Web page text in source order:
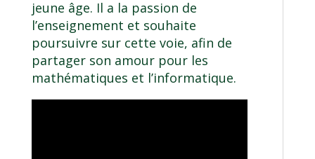
jeune âge. Il a la passion de
l’enseignement et souhaite
poursuivre sur cette voie, afin de
partager son amour pour les
mathématiques et l’informatique.